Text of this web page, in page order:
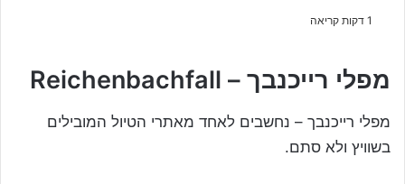
מפלי רייכנבך – Reichenbachfall
מפלי רייכנבך – נחשבים לאחד מאתרי הטיול המובילים
בשוויץ ולא סתם.